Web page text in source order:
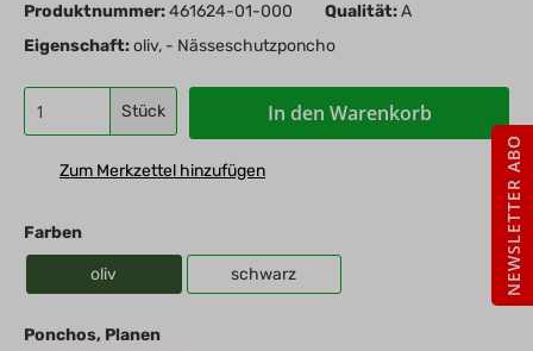
Produktnummer:461624-01-000 Qualität:A
Eigenschaft:oliv, - Nässeschutzponcho
Stück In den Warenkorb
Zum Merkzettel hinzufügen
Farben
oliv schwarz
Ponchos, Planen
NEWSLETTER ABO